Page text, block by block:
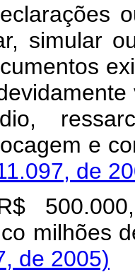
simular
de
(cinco
de 2005)